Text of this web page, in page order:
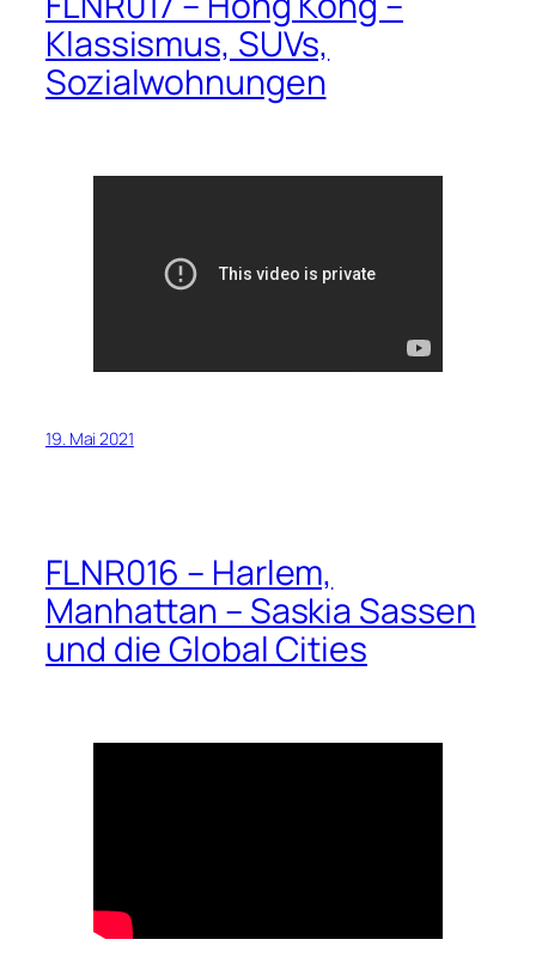
Klassismus, SUVs,
Sozialwohnungen
19. Mai 2021
FLNR016 – Harlem,
Manhattan – Saskia Sassen
und die Global Cities